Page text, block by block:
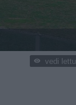
vedi